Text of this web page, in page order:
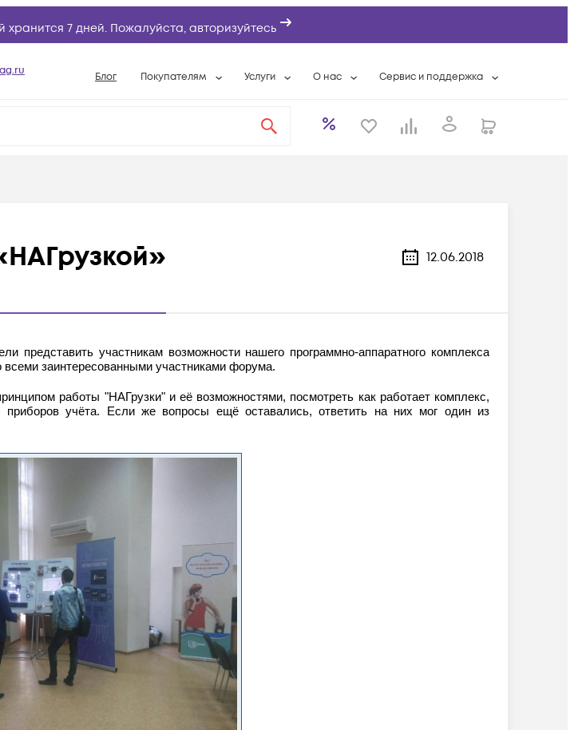
хранится 7 дней. Пожалуйста, авторизуйтесь
Блог Покупателям
Вопросы и ответы
Услуги
Системная интеграция
О нас
Контактная информация
Сервис и поддержка
Контакты сервисных центров
12.06.2018
участникам возможности нашего программно-аппаратного комплекса
заинтересованными участниками форума.
работы "НАГрузки" и её возможностями, посмотреть как работает комплекс,
учёта. Если же вопросы ещё оставались, ответить на них мог один из